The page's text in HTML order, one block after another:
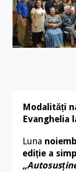
Modalități
Evanghelia
Luna
ediție a